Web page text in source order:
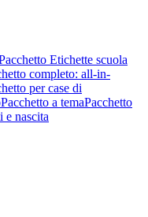
Etichette scuola
completo: all-in-
per case di
Pacchetto a temaPacchetto
e nascita